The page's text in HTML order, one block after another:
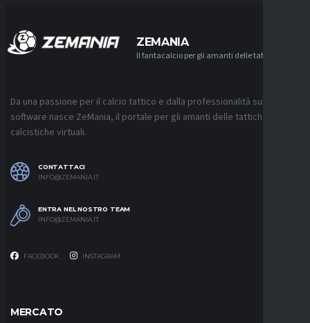
ZEMANIA
Il fantacalcio per gli amanti delle tattiche
Da una passione per il calcio tattico e dalla professionalità sui
software nasce ZeMania, il portale per gli amanti delle tattiche
calcistiche virtuali.
CONTATTACI
INFO@ZEMANIA.IT
ENTRA NEL NOSTRO TEAM
INFO@ZEMANIA.IT
FACEBOOK INSTAGRAM
MERCATO